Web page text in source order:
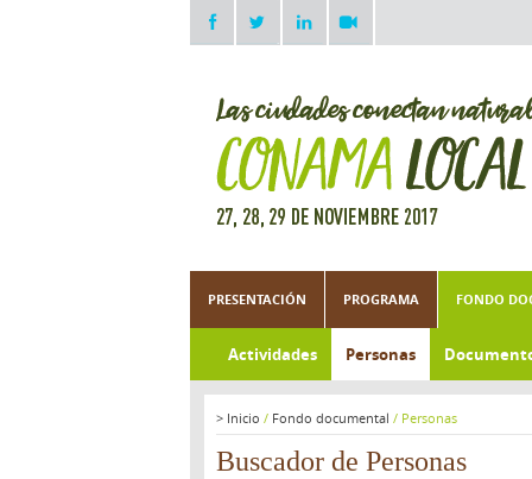
PRESENTACIÓN PROGRAMA FONDO
Actividades Personas
> Inicio / Fondo documental / Personas
Buscador de Personas